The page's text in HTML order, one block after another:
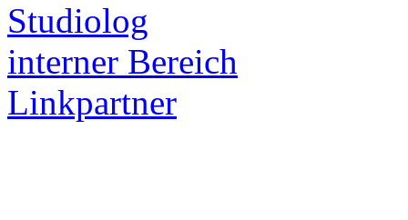
Studiolog
interner Bereich
Linkpartner